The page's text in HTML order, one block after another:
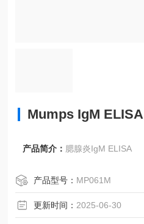
Mumps IgM ELISA
产品简介： 腮腺炎IgM ELISA
产品型号： MP061M
更新时间： 2025-06-30